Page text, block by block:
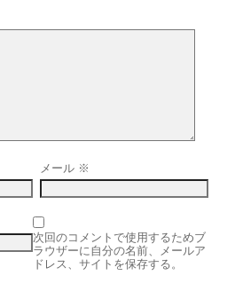
メール ※
次回のコメントで使用するためブ
ラウザーに自分の名前、メールア
ドレス、サイトを保存する。